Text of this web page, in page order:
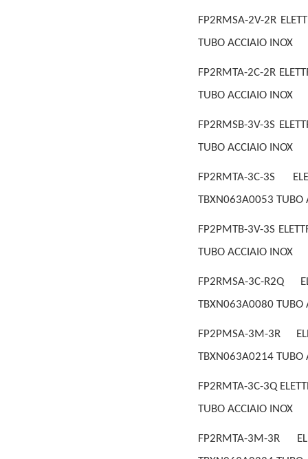
FP2RMSA-2V-2R
TUBO ACCIAIO INOX
FP2RMTA-2C-2R
TUBO ACCIAIO INOX
FP2RMSB-3V-3S
TUBO ACCIAIO INOX
FP2RMTA-3C-3S
TBXN063A0053 TUBO
FP2PMTB-3V-3S
TUBO ACCIAIO INOX
FP2RMSA-3C-R2Q
TBXN063A0080 TUBO
FP2PMSA-3M-3R
TBXN063A0214 TUBO
FP2RMTA-3C-3Q
TUBO ACCIAIO INOX
FP2RMTA-3M-3R